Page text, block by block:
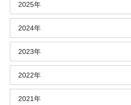
2025年
2024年
2023年
2022年
2021年